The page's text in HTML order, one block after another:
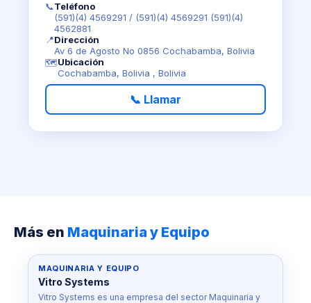
📞Teléfono
(591)(4) 4569291 / (591)(4) 4569291 (591)(4)
4562881
📍Dirección
Av 6 de Agosto No 0856 Cochabamba, Bolivia
🗺️Ubicación
Cochabamba, Bolivia , Bolivia
📞 Llamar
Más en Maquinaria y Equipo
MAQUINARIA Y EQUIPO
Vitro Systems
Vitro Systems es una empresa del sector Maquinaria y